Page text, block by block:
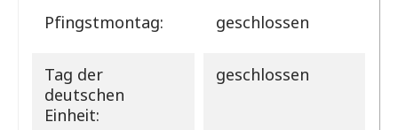
Pfingstmontag: geschlossen
Tag der
deutschen
Einheit:
geschlossen